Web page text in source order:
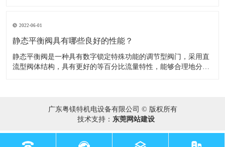
需要将方向控制阀分成若干类别： （1）按照气体在管道的
2022-06-01
静态平衡阀具有哪些良好的性能？
​静态平衡阀是一种具有数字锁定特殊功能的调节型阀门，采用直
流型阀体结构，具有更好的等百分比流量特性，能够合理地分配
能；2、优秀的截止广东粤镁特机电设备有限公司 © 版权所有
技术支持： 东莞网站建设